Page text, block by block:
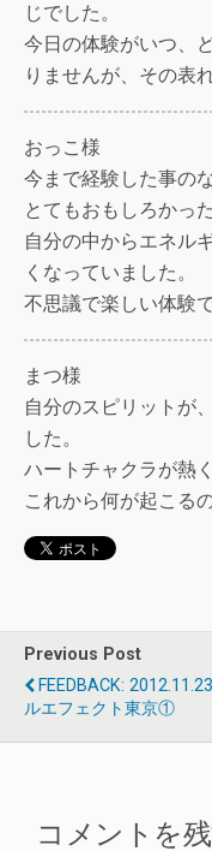
じでした。
今日の体験がいつ、
りませんが、その表
おっこ様
今まで経験した事の
とてもおもしろかっ
自分の中からエネル
くなっていました。
不思議で楽しい体験で
まつ様
自分のスピリットが
した。
ハートチャクラが熱
これから何が起こる
Previous Post
FEEDBACK:
ルエフェクト東京①
コメントを